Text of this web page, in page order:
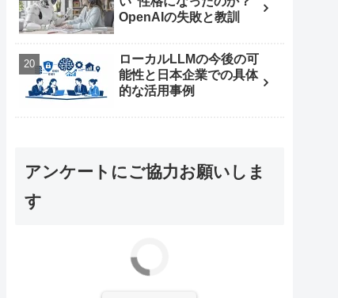
OpenAIの失敗と教訓
ローカルLLMの今後の可
能性と日本企業での具体
的な活用事例
アンケートにご協力お願いしま
す